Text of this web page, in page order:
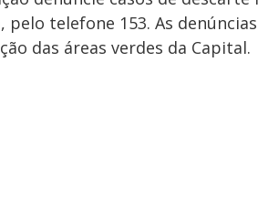
telefone 153. As denúncias
das áreas verdes da Capital.